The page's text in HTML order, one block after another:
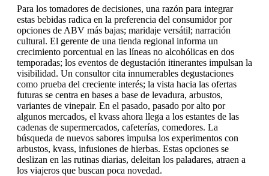
Para los tomadores de decisiones, una razón para integrar
estas bebidas radica en la preferencia del consumidor por
opciones de ABV más bajas; maridaje versátil; narración
cultural. El gerente de una tienda regional informa un
crecimiento porcentual en las líneas no alcohólicas en dos
temporadas; los eventos de degustación itinerantes impulsan la
visibilidad. Un consultor cita innumerables degustaciones
como prueba del creciente interés; la vista hacia las ofertas
futuras se centra en bases a base de levadura, arbustos,
variantes de vinepair. En el pasado, pasado por alto por
algunos mercados, el kvass ahora llega a los estantes de las
cadenas de supermercados, cafeterías, comedores. La
búsqueda de nuevos sabores impulsa los experimentos con
arbustos, kvass, infusiones de hierbas. Estas opciones se
deslizan en las rutinas diarias, deleitan los paladares, atraen a
los viajeros que buscan poca novedad.